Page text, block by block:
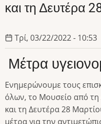
και τη Δευτέρα
Τρί, 03/22/2022 - 10:53
Μέτρα
Ενημερώνουμε τους
όλων, το Μουσείο από
και τη Δευτέρα 28
μέτρα για την